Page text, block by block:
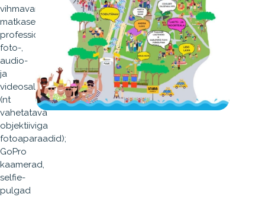
vihmavarjud;
matkaseljakotid;
professionaalne
foto-,
audio-
ja
videosalvestustehnika
(nt
vahetatava
objektiiviga
fotoaparaadid);
GoPro
kaamerad,
selfie-
pulgad